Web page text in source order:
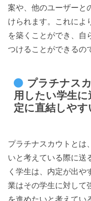
案や、他のユーザーと
けられます。これによ
を築くことができ、自
つけることができるの
プラチナス
用したい学生
定に直結しやす
プラチナスカウトとは
いと考えている際に送
く学生は、内定が出
業はその学生に対して
を進めたいと考えてい